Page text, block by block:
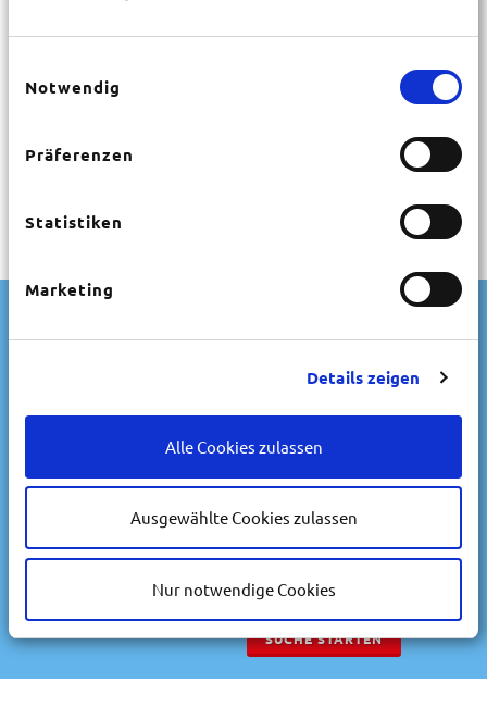
Notwendig
Präferenzen
Statistiken
Marketing
Details zeigen
Alle Cookies zulassen
Ausgewählte Cookies zulassen
Nur notwendige Cookies
eine gemeinsame Vision machen den
Wesentliche konzentrieren können:
-- beliebig --
-- beliebig --
Art der Verpflegung
Zielregion